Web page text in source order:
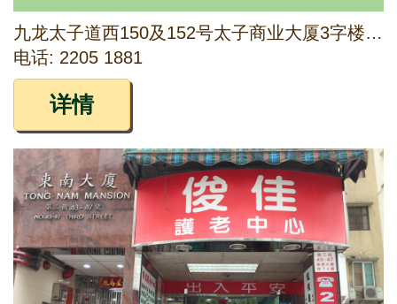
九龙太子道西150及152号太子商业大厦3字楼及4字楼C室及D室
电话: 2205 1881
详情